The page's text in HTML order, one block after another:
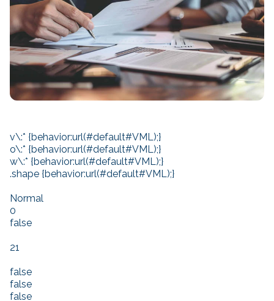
v\:* {behavior:url(#default#VML);}
o\:* {behavior:url(#default#VML);}
w\:* {behavior:url(#default#VML);}
.shape {behavior:url(#default#VML);}
Normal
0
false
21
false
false
false